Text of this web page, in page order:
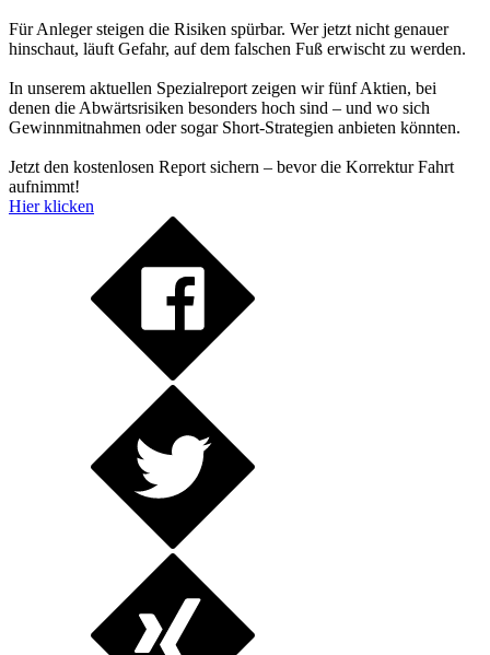
Für Anleger steigen die Risiken spürbar. Wer jetzt nicht genauer
hinschaut, läuft Gefahr, auf dem falschen Fuß erwischt zu werden.
In unserem aktuellen Spezialreport zeigen wir fünf Aktien, bei
denen die Abwärtsrisiken besonders hoch sind – und wo sich
Gewinnmitnahmen oder sogar Short-Strategien anbieten könnten.
Jetzt den kostenlosen Report sichern – bevor die Korrektur Fahrt
aufnimmt!
Hier klicken